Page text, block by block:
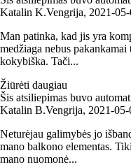
Katalin K.Vengrija,
Man patinka, kad jis yra
medžiaga nebus
kokybiška. Tači...
Žiūrėti daugiau
Šis atsiliepimas buvo
Katalin B.Vengrija,
Neturėjau galimybės jo
mano balkono elementas.
mano nuomonė...